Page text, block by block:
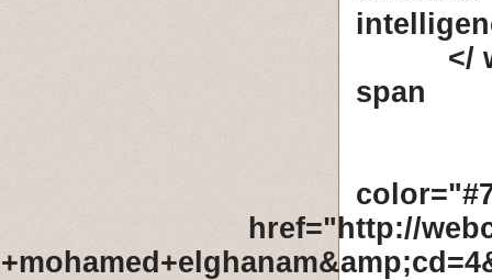
href="http://